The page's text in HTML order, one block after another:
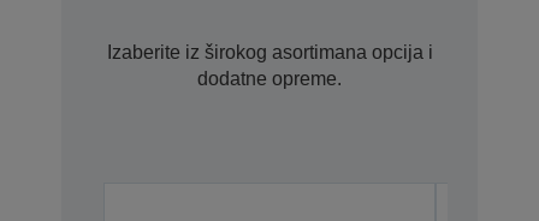
Izaberite iz širokog asortimana opcija i
dodatne opreme.